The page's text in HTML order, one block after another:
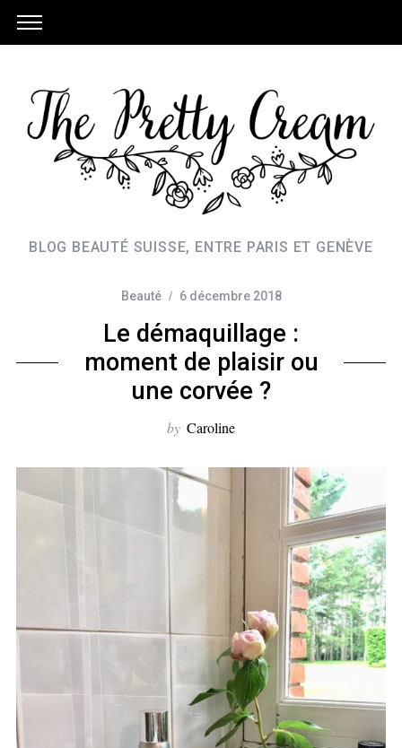
BLOG BEAUTÉ SUISSE, ENTRE PARIS ET GENÈVE
Beauté 6 décembre 2018
Le démaquillage :
moment de plaisir ou
une corvée ?
by Caroline